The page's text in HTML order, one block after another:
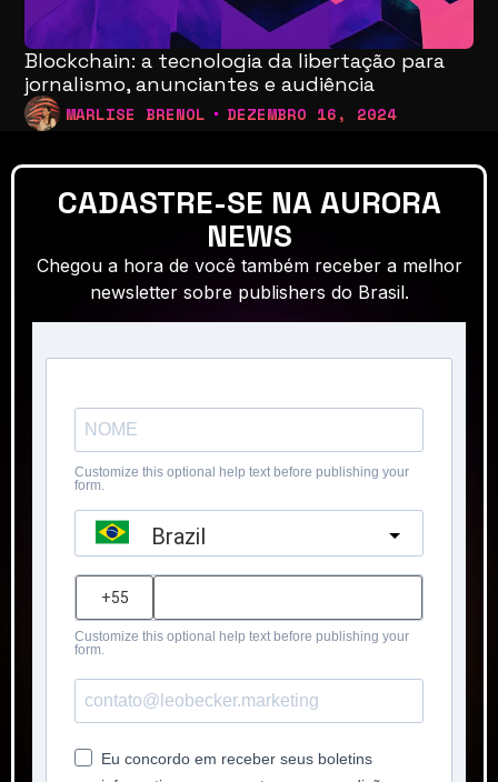
Blockchain: a tecnologia da libertação para
jornalismo, anunciantes e audiência
MARLISE BRENOL DEZEMBRO 16, 2024
CADASTRE-SE NA AURORA
NEWS
Chegou a hora de você também receber a melhor
newsletter sobre publishers do Brasil.
Customize this optional help text before publishing your
form.
Brazil
Customize this optional help text before publishing your
form.
Eu concordo em receber seus boletins